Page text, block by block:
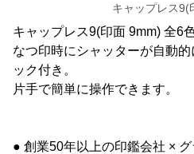
キャップレス9(
キャップレス9(印面 9mm) 全6
なつ印時にシャッターが自動
ック付き。
片手で簡単に操作できます。
● 創業50年以上の印鑑会社 ×